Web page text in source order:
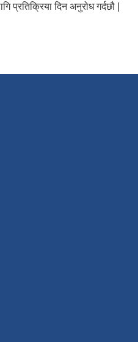
प्रतिक्रिया दिन अनुरोध गर्दछौ |